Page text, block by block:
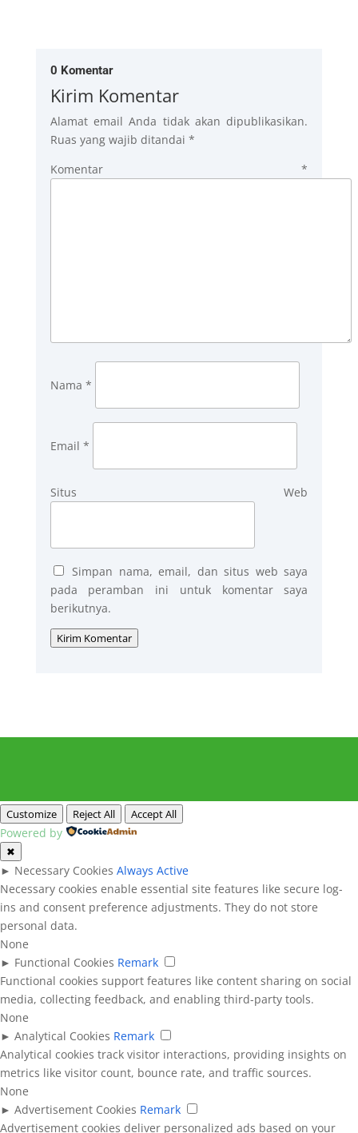
0 Komentar
Kirim Komentar
Alamat email Anda tidak akan dipublikasikan.
Ruas yang wajib ditandai *
Komentar*
Nama *
Email *
Situs Web
Simpan nama, email, dan situs web saya
pada peramban ini untuk komentar saya
berikutnya.
Kirim Komentar
Customize Reject All Accept All
Powered by
✖
► Necessary Cookies Always Active
Necessary cookies enable essential site features like secure log-
ins and consent preference adjustments. They do not store
personal data.
None
► Functional Cookies Remark
Functional cookies support features like content sharing on social
media, collecting feedback, and enabling third-party tools.
None
► Analytical Cookies Remark
Analytical cookies track visitor interactions, providing insights on
metrics like visitor count, bounce rate, and traffic sources.
None
► Advertisement Cookies Remark
Advertisement cookies deliver personalized ads based on your